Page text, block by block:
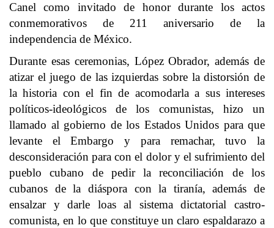
Canel como invitado de honor durante los actos
conmemorativos de 211 aniversario de la
independencia de México.
Durante esas ceremonias, López Obrador, además de
atizar el juego de las izquierdas sobre la distorsión de
la historia con el fin de acomodarla a sus intereses
políticos-ideológicos de los comunistas, hizo un
llamado al gobierno de los Estados Unidos para que
levante el Embargo y para remachar, tuvo la
desconsideración para con el dolor y el sufrimiento del
pueblo cubano de pedir la reconciliación de los
cubanos de la diáspora con la tiranía, además de
ensalzar y darle loas al sistema dictatorial castro-
comunista, en lo que constituye un claro espaldarazo a